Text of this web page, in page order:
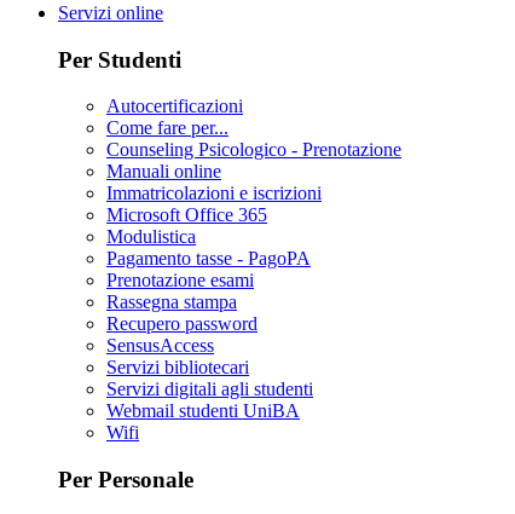
Servizi online
Per Studenti
Autocertificazioni
Come fare per...
Counseling Psicologico - Prenotazione
Manuali online
Immatricolazioni e iscrizioni
Microsoft Office 365
Modulistica
Pagamento tasse - PagoPA
Prenotazione esami
Rassegna stampa
Recupero password
SensusAccess
Servizi bibliotecari
Servizi digitali agli studenti
Webmail studenti UniBA
Wifi
Per Personale